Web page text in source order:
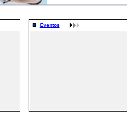
Eventos